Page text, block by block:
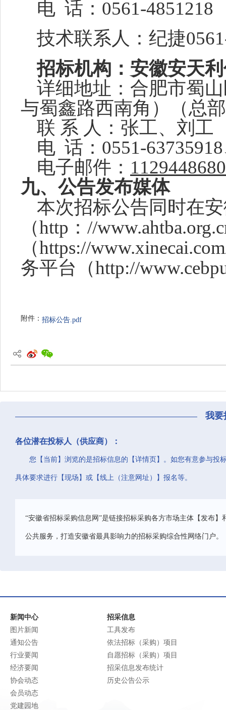
电 话： 0561-4851218
技术联系人： 纪捷
招标机构：安徽安天
详细地址： 合肥市蜀
与蜀鑫路西南角）（总
联 系 人：张工、刘工
电 话： 0551-
电子邮件： 1129448680
九、公告发布媒体
本次招标公告同时在
（http：//
（https://
务平台（http://
附件： 招标公告.pdf
我要
各位潜在投标人（供应商）：
您【当前】浏览的是招标信息的【详情页】。如您有意参与投
具体要求进行【现场】或【线上（注意网址）】报名等。
“安徽省招标采购信息网”是链接招标采购各方市场主体【发布
公共服务，打造安徽省最具影响力的招标采购综合性网络门户。
新闻中心
图片新闻
通知公告
行业要闻
经济要闻
协会动态
会员动态
党建园地
招采信息
工具发布
依法招标（采购）项目
自愿招标（采购）项目
招采信息发布统计
历史公告公示